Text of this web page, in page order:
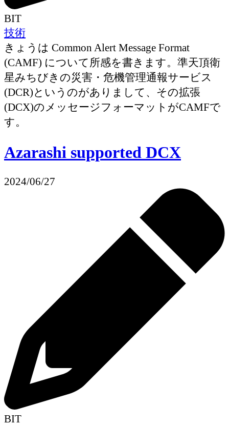
BIT
技術
きょうは Common Alert Message Format
(CAMF) について所感を書きます。準天頂衛
星みちびきの災害・危機管理通報サービス
(DCR)というのがありまして、その拡張
(DCX)のメッセージフォーマットがCAMFで
す。
Azarashi supported DCX
2024/06/27
BIT